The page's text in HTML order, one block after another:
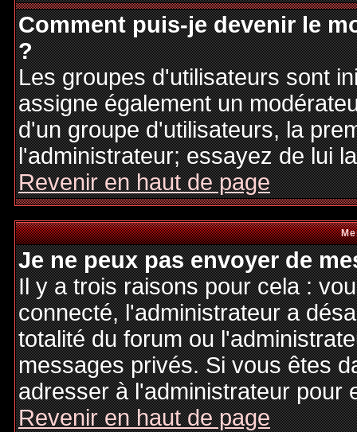
Comment puis-je devenir le
?
Les groupes d'utilisateurs sont
assigne également un
d'un groupe d'utilisateurs, la
l'administrateur; essayez de lui
Revenir en haut de page
Je ne peux pas envoyer de
Il y a trois raisons pour cela :
connecté, l'administrateur a
totalité du forum ou
messages privés. Si vous êtes
adresser à l'administrateur pour
Revenir en haut de page